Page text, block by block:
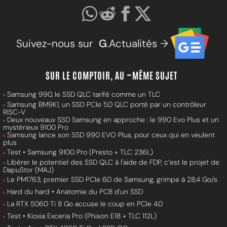
Suivez-nous sur G.Actualités →
SUR LE COMPTOIR, AU ~MÊME SUJET
Samsung 990, le SSD QLC tarifé comme un TLC
Samsung BM9K1, un SSD PCIe 5.0 QLC porté par un contrôleur
RISC-V
Deux nouveaux SSD Samsung en approche : le 990 Evo Plus et un
mystérieux 9100 Pro
Samsung lance son SSD 990 EVO Plus, pour ceux qui en veulent
plus
Test • Samsung 9100 Pro (Presto + TLC 236L)
Libérer le potentiel des SSD QLC à l'aide de FDP, c’est le projet de
DapuStor (MAJ)
Le PM1763, premier SSD PCIe 6.0 de Samsung, grimpe à 28,4 Go/s
Hard du hard • Anatomie du PCB d'un SSD
La RTX 5060 Ti 8 Go accuse le coup en PCIe 4.0
Test • Kioxia Exceria Pro (Phison E18 + TLC 112L)